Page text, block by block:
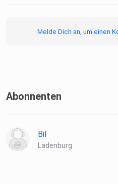
Melde Dich an, um einen
Abonnenten
Bil
Ladenburg